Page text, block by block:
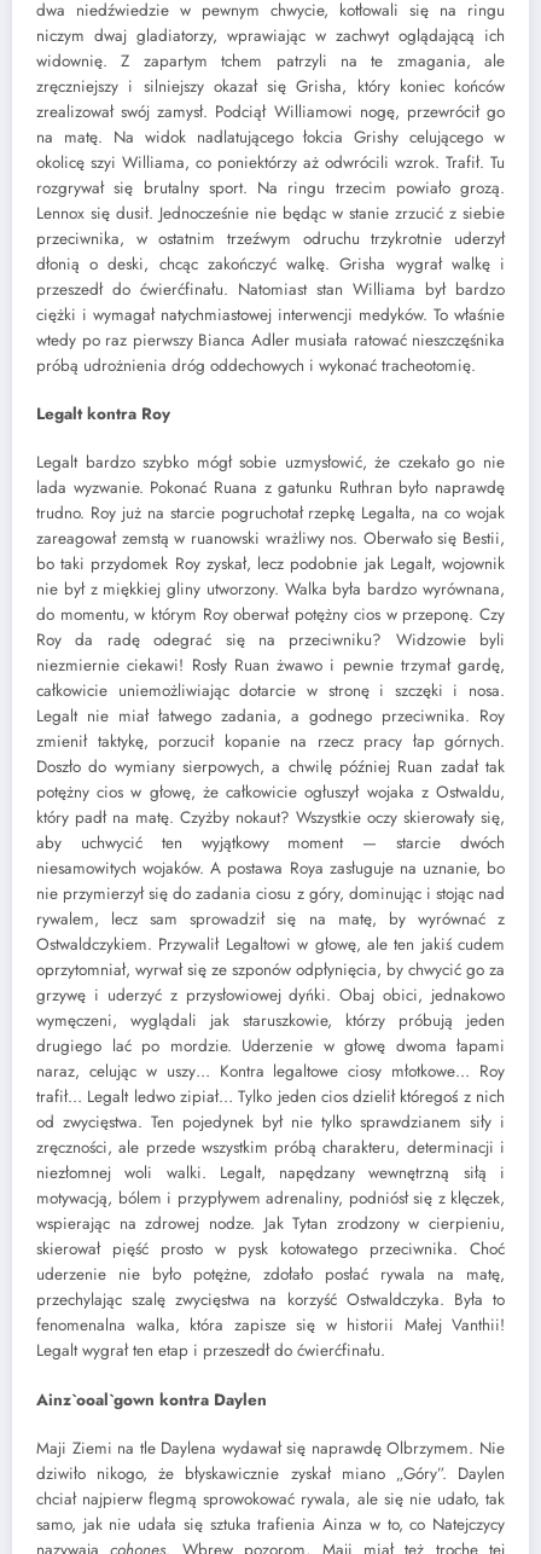
dwa niedźwiedzie w pewnym chwycie, kotłowali się na ringu
niczym dwaj gladiatorzy, wprawiając w zachwyt oglądającą ich
widownię. Z zapartym tchem patrzyli na te zmagania, ale
zręczniejszy i silniejszy okazał się Grisha, który koniec końców
zrealizował swój zamysł. Podciął Williamowi nogę, przewrócił go
na matę. Na widok nadlatującego łokcia Grishy celującego w
okolicę szyi Williama, co poniektórzy aż odwrócili wzrok. Trafił. Tu
rozgrywał się brutalny sport. Na ringu trzecim powiało grozą.
Lennox się dusił. Jednocześnie nie będąc w stanie zrzucić z siebie
przeciwnika, w ostatnim trzeźwym odruchu trzykrotnie uderzył
dłonią o deski, chcąc zakończyć walkę. Grisha wygrał walkę i
przeszedł do ćwierćfinału. Natomiast stan Williama był bardzo
ciężki i wymagał natychmiastowej interwencji medyków. To właśnie
wtedy po raz pierwszy Bianca Adler musiała ratować nieszczęśnika
próbą udrożnienia dróg oddechowych i wykonać tracheotomię.
Legalt kontra Roy
Legalt bardzo szybko mógł sobie uzmysłowić, że czekało go nie
lada wyzwanie. Pokonać Ruana z gatunku Ruthran było naprawdę
trudno. Roy już na starcie pogruchotał rzepkę Legalta, na co wojak
zareagował zemstą w ruanowski wrażliwy nos. Oberwało się Bestii,
bo taki przydomek Roy zyskał, lecz podobnie jak Legalt, wojownik
nie był z miękkiej gliny utworzony. Walka była bardzo wyrównana,
do momentu, w którym Roy oberwał potężny cios w przeponę. Czy
Roy da radę odegrać się na przeciwniku? Widzowie byli
niezmiernie ciekawi! Rosły Ruan żwawo i pewnie trzymał gardę,
całkowicie uniemożliwiając dotarcie w stronę i szczęki i nosa.
Legalt nie miał łatwego zadania, a godnego przeciwnika. Roy
zmienił taktykę, porzucił kopanie na rzecz pracy łap górnych.
Doszło do wymiany sierpowych, a chwilę później Ruan zadał tak
potężny cios w głowę, że całkowicie ogłuszył wojaka z Ostwaldu,
który padł na matę. Czyżby nokaut? Wszystkie oczy skierowały się,
aby uchwycić ten wyjątkowy moment — starcie dwóch
niesamowitych wojaków. A postawa Roya zasługuje na uznanie, bo
nie przymierzył się do zadania ciosu z góry, dominując i stojąc nad
rywalem, lecz sam sprowadził się na matę, by wyrównać z
Ostwaldczykiem. Przywalił Legaltowi w głowę, ale ten jakiś cudem
oprzytomniał, wyrwał się ze szponów odpłynięcia, by chwycić go za
grzywę i uderzyć z przysłowiowej dyńki. Obaj obici, jednakowo
wymęczeni, wyglądali jak staruszkowie, którzy próbują jeden
drugiego lać po mordzie. Uderzenie w głowę dwoma łapami
naraz, celując w uszy… Kontra legaltowe ciosy młotkowe… Roy
trafił… Legalt ledwo zipiał… Tylko jeden cios dzielił któregoś z nich
od zwycięstwa. Ten pojedynek był nie tylko sprawdzianem siły i
zręczności, ale przede wszystkim próbą charakteru, determinacji i
niezłomnej woli walki. Legalt, napędzany wewnętrzną siłą i
motywacją, bólem i przypływem adrenaliny, podniósł się z klęczek,
wspierając na zdrowej nodze. Jak Tytan zrodzony w cierpieniu,
skierował pięść prosto w pysk kotowatego przeciwnika. Choć
uderzenie nie było potężne, zdołało posłać rywala na matę,
przechylając szalę zwycięstwa na korzyść Ostwaldczyka. Była to
fenomenalna walka, która zapisze się w historii Małej Vanthii!
Legalt wygrał ten etap i przeszedł do ćwierćfinału.
Ainz`ooal`gown kontra Daylen
Maji Ziemi na tle Daylena wydawał się naprawdę Olbrzymem. Nie
dziwiło nikogo, że błyskawicznie zyskał miano „Góry”. Daylen
chciał najpierw flegmą sprowokować rywala, ale się nie udało, tak
samo, jak nie udała się sztuka trafienia Ainza w to, co Natejczycy